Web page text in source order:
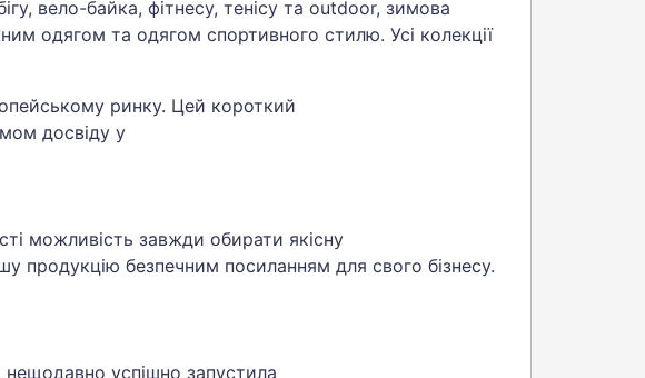
вело-байка, фітнесу, тенісу та outdoor, зимова
одягом та одягом спортивного стилю. Усі колекції
ринку. Цей короткий
досвіду у
можливість завжди обирати якісну
продукцію безпечним посиланням для свого бізнесу.
нещодавно успішно запустила